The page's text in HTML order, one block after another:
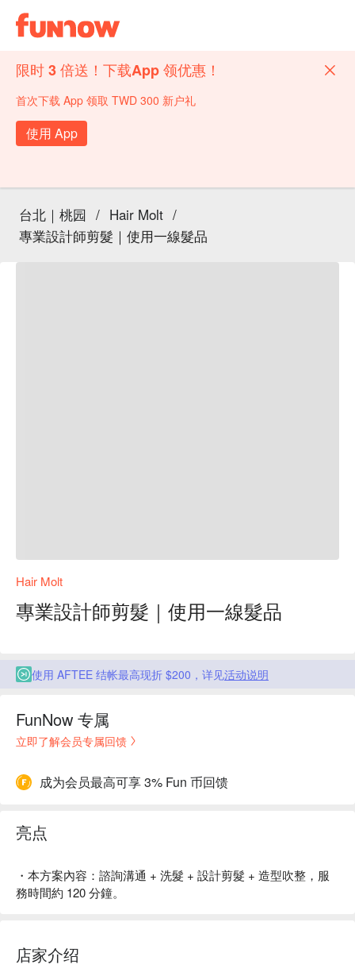
限时 3 倍送！下载App 领优惠！
首次下载 App 领取 TWD 300 新户礼
使用 App
台北｜桃园 / Hair Molt /
專業設計師剪髮｜使用一線髮品
Hair Molt
專業設計師剪髮｜使用一線髮品
使用 AFTEE 结帐最高现折 $200，详见活动说明
FunNow 专属
立即了解会员专属回馈
成为会员最高可享 3% Fun 币回馈
亮点
・本方案內容：諮詢溝通 + 洗髮 + 設計剪髮 + 造型吹整，服
務時間約 120 分鐘。
店家介绍